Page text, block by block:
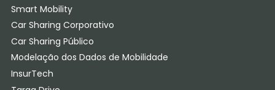
Smart Mobility
Car Sharing Corporativo
Car Sharing Público
Modelação dos Dados de Mobilidade
InsurTech